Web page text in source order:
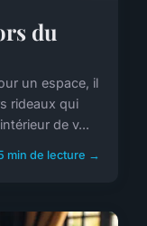
du
un espace, il
rideaux qui
de v...
min de lecture →